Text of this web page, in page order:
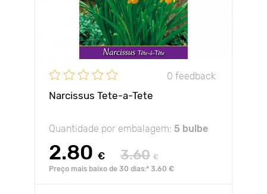
0 feedback
Narcissus Tete-a-Tete
Quantidade por embalagem: 5 bulbe
2.80 € 3.60 €
Preço mais baixo de 30 dias:* 3.60 €